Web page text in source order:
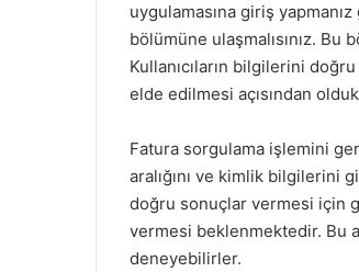
uygulamasına giriş
bölümüne ulaşmalısınız.
Kullanıcıların bilgilerini
elde edilmesi açısından
Fatura sorgulama işlemini
aralığını ve kimlik
doğru sonuçlar vermesi için
vermesi beklenmektedir. Bu
deneyebilirler.